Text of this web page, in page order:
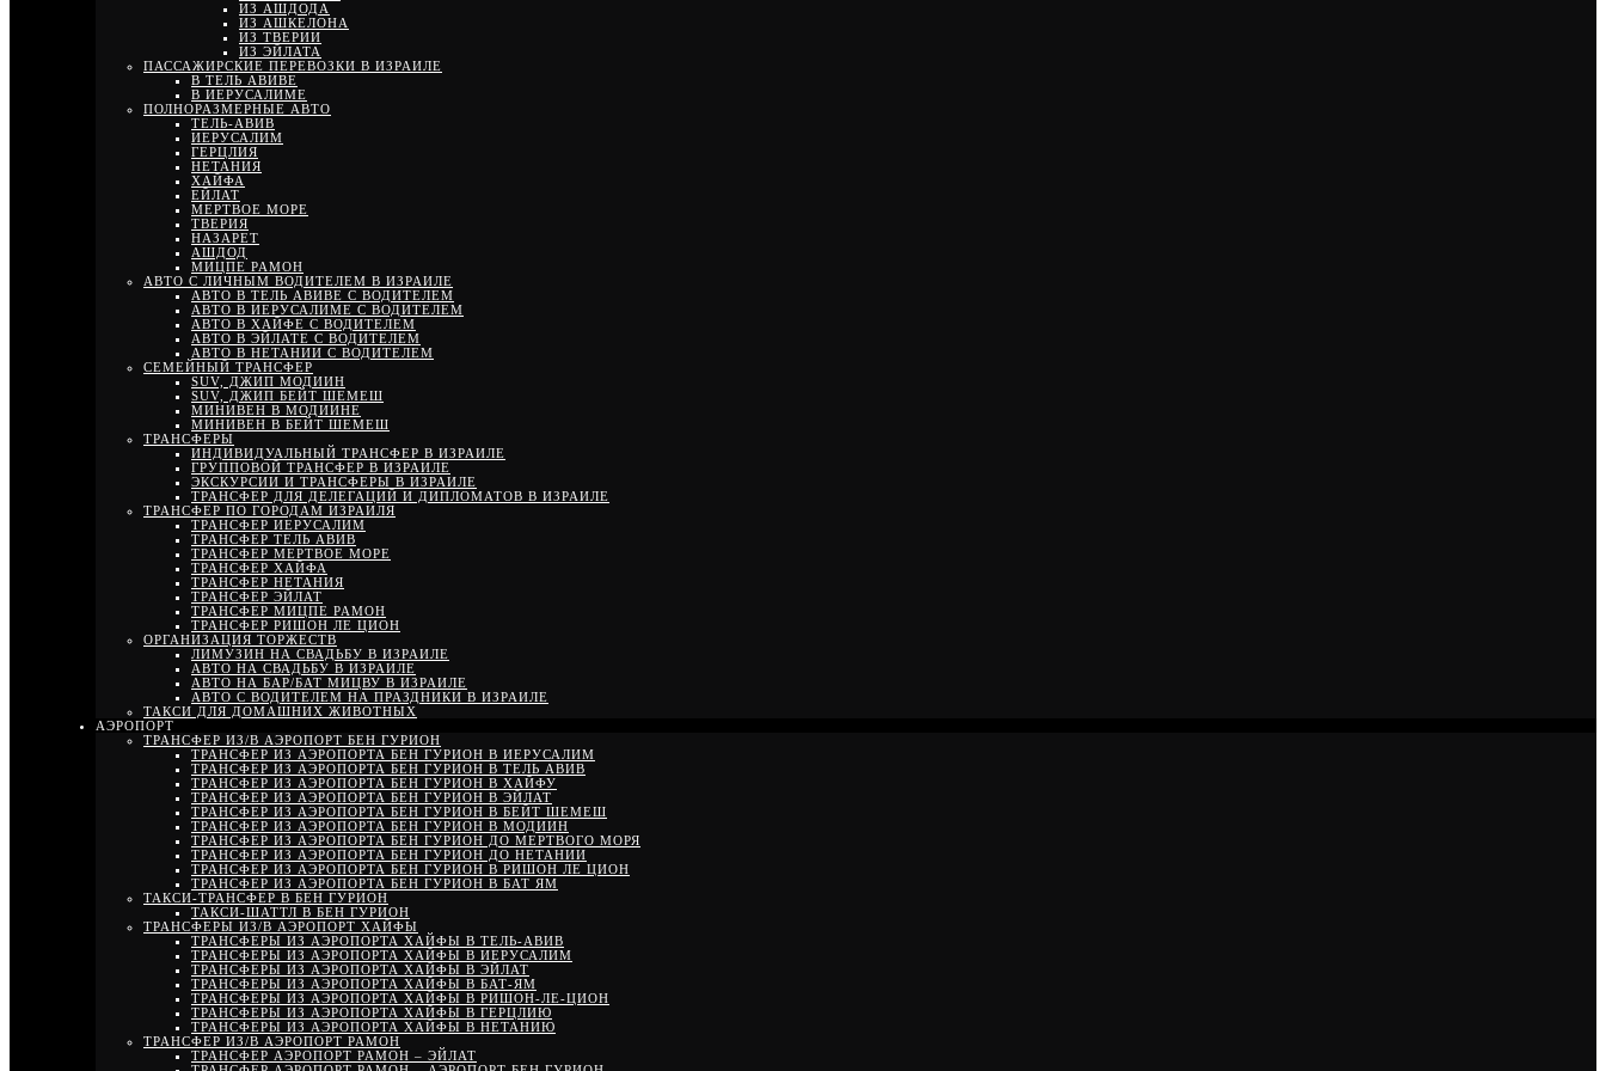
ИЗ АШДОДА
ИЗ АШКЕЛОНА
ИЗ ТВЕРИИ
ИЗ ЭЙЛАТА
ПАССАЖИРСКИЕ ПЕРЕВОЗКИ В ИЗРАИЛЕ
В ТЕЛЬ АВИВЕ
В ИЕРУСАЛИМЕ
ПОЛНОРАЗМЕРНЫЕ АВТО
ТЕЛЬ-АВИВ
ИЕРУСАЛИМ
ГЕРЦЛИЯ
НЕТАНИЯ
ХАЙФА
ЕЙЛАТ
МЕРТВОЕ МОРЕ
ТВЕРИЯ
НАЗАРЕТ
АШДОД
МИЦПЕ РАМОН
АВТО С ЛИЧНЫМ ВОДИТЕЛЕМ В ИЗРАИЛЕ
АВТО В ТЕЛЬ АВИВЕ С ВОДИТЕЛЕМ
АВТО В ИЕРУСАЛИМЕ С ВОДИТЕЛЕМ
АВТО В ХАЙФЕ С ВОДИТЕЛЕМ
АВТО В ЭЙЛАТЕ С ВОДИТЕЛЕМ
АВТО В НЕТАНИИ С ВОДИТЕЛЕМ
СЕМЕЙНЫЙ ТРАНСФЕР
SUV, ДЖИП МОДИИН
SUV, ДЖИП БЕЙТ ШЕМЕШ
МИНИВЕН В МОДИИНЕ
МИНИВЕН В БЕЙТ ШЕМЕШ
ТРАНСФЕРЫ
ИНДИВИДУАЛЬНЫЙ ТРАНСФЕР В ИЗРАИЛЕ
ГРУППОВОЙ ТРАНСФЕР В ИЗРАИЛЕ
ЭКСКУРСИИ И ТРАНСФЕРЫ В ИЗРАИЛЕ
ТРАНСФЕР ДЛЯ ДЕЛЕГАЦИЙ И ДИПЛОМАТОВ В ИЗРАИЛЕ
ТРАНСФЕР ПО ГОРОДАМ ИЗРАИЛЯ
ТРАНСФЕР ИЕРУСАЛИМ
ТРАНСФЕР ТЕЛЬ АВИВ
ТРАНСФЕР МЕРТВОЕ МОРЕ
ТРАНСФЕР ХАЙФА
ТРАНСФЕР НЕТАНИЯ
ТРАНСФЕР ЭЙЛАТ
ТРАНСФЕР МИЦПЕ РАМОН
ТРАНСФЕР РИШОН ЛЕ ЦИОН
ОРГАНИЗАЦИЯ ТОРЖЕСТВ
ЛИМУЗИН НА СВАДЬБУ В ИЗРАИЛЕ
АВТО НА СВАДЬБУ В ИЗРАИЛЕ
АВТО НА БАР/БАТ МИЦВУ В ИЗРАИЛЕ
АВТО С ВОДИТЕЛЕМ НА ПРАЗДНИКИ В ИЗРАИЛЕ
ТАКСИ ДЛЯ ДОМАШНИХ ЖИВОТНЫХ
АЭРОПОРТ
ТРАНСФЕР ИЗ/В АЭРОПОРТ БЕН ГУРИОН
ТРАНСФЕР ИЗ АЭРОПОРТА БЕН ГУРИОН В ИЕРУСАЛИМ
ТРАНСФЕР ИЗ АЭРОПОРТА БЕН ГУРИОН В ТЕЛЬ АВИВ
ТРАНСФЕР ИЗ АЭРОПОРТА БЕН ГУРИОН В ХАЙФУ
ТРАНСФЕР ИЗ АЭРОПОРТА БЕН ГУРИОН В ЭЙЛАТ
ТРАНСФЕР ИЗ АЭРОПОРТА БЕН ГУРИОН В БЕЙТ ШЕМЕШ
ТРАНСФЕР ИЗ АЭРОПОРТА БЕН ГУРИОН В МОДИИН
ТРАНСФЕР ИЗ АЭРОПОРТА БЕН ГУРИОН ДО МЕРТВОГО МОРЯ
ТРАНСФЕР ИЗ АЭРОПОРТА БЕН ГУРИОН ДО НЕТАНИИ
ТРАНСФЕР ИЗ АЭРОПОРТА БЕН ГУРИОН В РИШОН ЛЕ ЦИОН
ТРАНСФЕР ИЗ АЭРОПОРТА БЕН ГУРИОН В БАТ ЯМ
ТАКСИ-ТРАНСФЕР В БЕН ГУРИОН
ТАКСИ-ШАТТЛ В БЕН ГУРИОН
ТРАНСФЕРЫ ИЗ/В АЭРОПОРТ ХАЙФЫ
ТРАНСФЕРЫ ИЗ АЭРОПОРТА ХАЙФЫ В ТЕЛЬ-АВИВ
ТРАНСФЕРЫ ИЗ АЭРОПОРТА ХАЙФЫ В ИЕРУСАЛИМ
ТРАНСФЕРЫ ИЗ АЭРОПОРТА ХАЙФЫ В ЭЙЛАТ
ТРАНСФЕРЫ ИЗ АЭРОПОРТА ХАЙФЫ В БАТ-ЯМ
ТРАНСФЕРЫ ИЗ АЭРОПОРТА ХАЙФЫ В РИШОН-ЛЕ-ЦИОН
ТРАНСФЕРЫ ИЗ АЭРОПОРТА ХАЙФЫ В ГЕРЦЛИЮ
ТРАНСФЕРЫ ИЗ АЭРОПОРТА ХАЙФЫ В НЕТАНИЮ
ТРАНСФЕР ИЗ/В АЭРОПОРТ РАМОН
ТРАНСФЕР АЭРОПОРТ РАМОН – ЭЙЛАТ